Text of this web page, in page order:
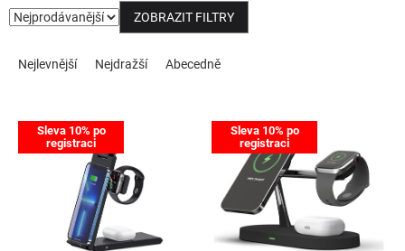
ZOBRAZIT FILTRY
Nejlevnější Nejdražší Abecedně
Výpis produktů
Sleva 10% po
registraci
Sleva 10% po
registraci